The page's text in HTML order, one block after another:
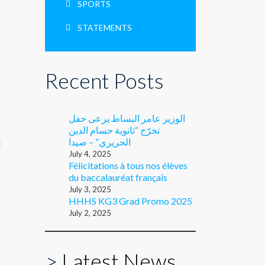
SPORTS
STATEMENTS
Recent Posts
الوزير عامر البساط يرعى حفل
تخرّج “ثانوية حسام الدين
الحريري” – صيدا
July 4, 2025
Félicitations à tous nos élèves
du baccalauréat français
July 3, 2025
HHHS KG3 Grad Promo 2025
July 2, 2025